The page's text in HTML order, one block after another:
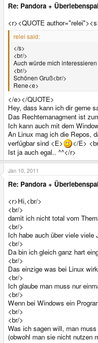
Re: Pandora +
<r><QUOTE
relei said:
</s>
<br/>
Auch würde mich
<br/>
Schönen Gruß<br/>
Rene<e>
</e></QUOTE>
Hey, dass kann ich dir gerne
Das Rechtemanagment ist
Ich kann auch mit dem
An Linux mag ich die Repos,
verfügbar sind <E>
</E>
Ist ja auch egal.. ^^</r>
Jan 10, 2011
Re: Pandora +
<r>Hi,<br/>
<br/>
damit ich nicht total vom
<br/>
Ich habe auch über viele viele
<br/>
Da bin ich gleich ganz hart
<br/>
Das einzige was bei Linux
<br/>
Ich glaube man muss nur
<br/>
Wenn bei Windows ein
<br/>
<br/>
Was ich sagen will, man
(obwohl man sie nicht nutzen